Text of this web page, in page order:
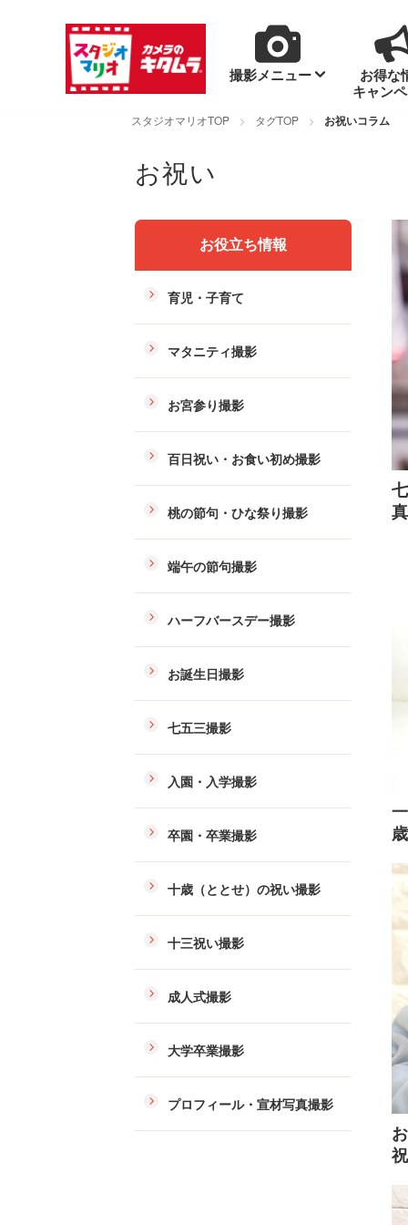
撮影メニュー
お得な
キャン
スタジオマリオTOP タグTOP お祝いコラム
お祝い
お役立ち情報
育児・子育て
マタニティ撮影
お宮参り撮影
百日祝い・お食い初め撮影
桃の節句・ひな祭り撮影
端午の節句撮影
ハーフバースデー撮影
お誕生日撮影
七五三撮影
入園・入学撮影
卒園・卒業撮影
十歳（ととせ）の祝い撮影
十三祝い撮影
成人式撮影
大学卒業撮影
プロフィール・宣材写真撮影